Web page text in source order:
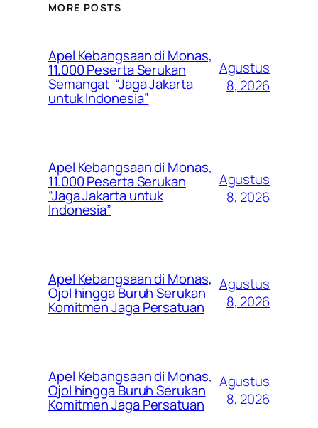
MORE POSTS
Apel Kebangsaan di Monas,
11.000 Peserta Serukan
Semangat “Jaga Jakarta
untuk Indonesia”
Agustus
8, 2026
Apel Kebangsaan di Monas,
11.000 Peserta Serukan
“Jaga Jakarta untuk
Indonesia”
Agustus
8, 2026
Apel Kebangsaan di Monas,
Ojol hingga Buruh Serukan
Komitmen Jaga Persatuan
Agustus
8, 2026
Apel Kebangsaan di Monas,
Ojol hingga Buruh Serukan
Komitmen Jaga Persatuan
Agustus
8, 2026